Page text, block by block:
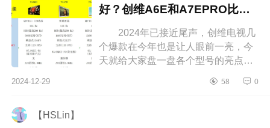
好？创维A6E和A7EPRO比较
哪个好
2024年已接近尾声，创维电视几
个爆款在今年也是让人眼前一亮，今
天就给大家盘一盘各个型号的亮点，
a7epro哪个画质好？创维A6E和
2024-12-29 58 0
【HSLin】